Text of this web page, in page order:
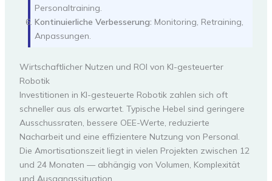
Personaltraining.
Kontinuierliche Verbesserung: Monitoring, Retraining,
Anpassungen.
Wirtschaftlicher Nutzen und ROI von KI-gesteuerter
Robotik
Investitionen in KI-gesteuerte Robotik zahlen sich oft
schneller aus als erwartet. Typische Hebel sind geringere
Ausschussraten, bessere OEE-Werte, reduzierte
Nacharbeit und eine effizientere Nutzung von Personal.
Die Amortisationszeit liegt in vielen Projekten zwischen 12
und 24 Monaten — abhängig von Volumen, Komplexität
und Ausgangssituation.